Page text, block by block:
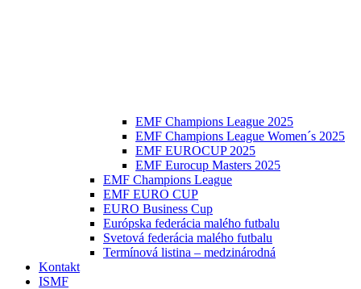
EMF Champions League 2025
EMF Champions League Women´s 2025
EMF EUROCUP 2025
EMF Eurocup Masters 2025
EMF Champions League
EMF EURO CUP
EURO Business Cup
Európska federácia malého futbalu
Svetová federácia malého futbalu
Termínová listina – medzinárodná
Kontakt
ISMF